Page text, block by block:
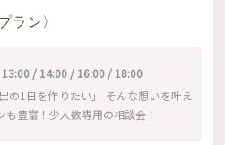
ラン〉
/ 14:00 / 16:00 / 18:00
の1日を作りたい」 そんな想いを叶え
豊富！少人数専用の相談会！